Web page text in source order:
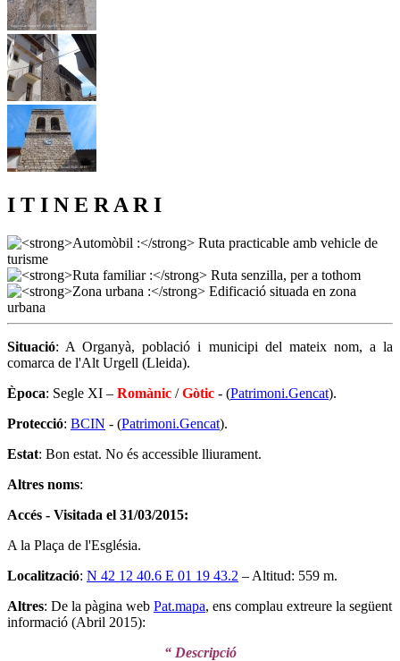
I T I N E R A R I
Situació: A Organyà, població i municipi del mateix nom, a la
comarca de l'Alt Urgell (Lleida).
Època: Segle XI – Romànic /Gòtic - (Patrimoni.Gencat).
Protecció: BCIN - (Patrimoni.Gencat).
Estat: Bon estat. No és accessible lliurament.
Altres noms:
Accés - Visitada el 31/03/2015:
A la Plaça de l'Església.
Localització: N 42 12 40.6 E 01 19 43.2 – Altitud: 559 m.
Altres: De la pàgina web Pat.mapa, ens complau extreure la següent
informació (Abril 2015):
“ Descripció